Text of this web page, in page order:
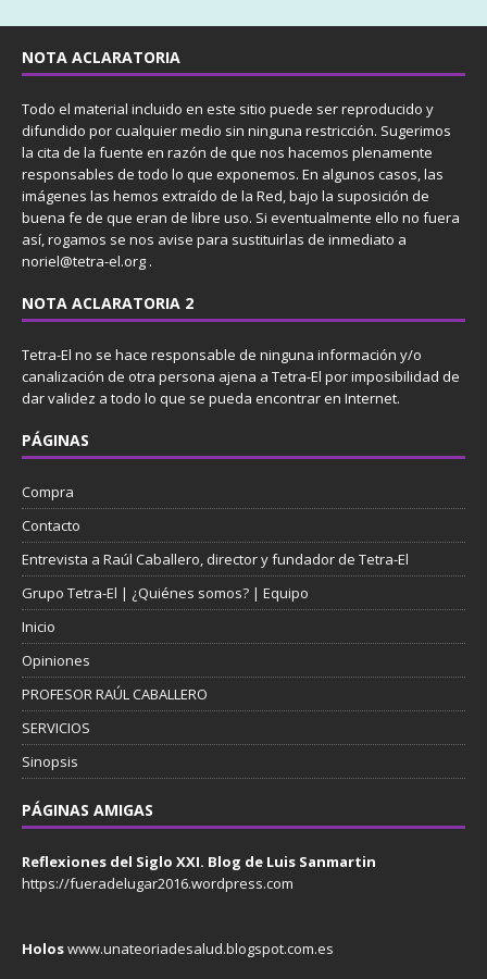
NOTA ACLARATORIA
Todo el material incluido en este sitio puede ser reproducido y
difundido por cualquier medio sin ninguna restricción. Sugerimos
la cita de la fuente en razón de que nos hacemos plenamente
responsables de todo lo que exponemos. En algunos casos, las
imágenes las hemos extraído de la Red, bajo la suposición de
buena fe de que eran de libre uso. Si eventualmente ello no fuera
así, rogamos se nos avise para sustituirlas de inmediato a
noriel@tetra-el.org .
NOTA ACLARATORIA 2
Tetra-El no se hace responsable de ninguna información y/o
canalización de otra persona ajena a Tetra-El por imposibilidad de
dar validez a todo lo que se pueda encontrar en Internet.
PÁGINAS
Compra
Contacto
Entrevista a Raúl Caballero, director y fundador de Tetra-El
Grupo Tetra-El | ¿Quiénes somos? | Equipo
Inicio
Opiniones
PROFESOR RAÚL CABALLERO
SERVICIOS
Sinopsis
PÁGINAS AMIGAS
Reflexiones del Siglo XXI. Blog de Luis Sanmartin
https://fueradelugar2016.wordpress.com
Holoswww.unateoriadesalud.blogspot.com.es